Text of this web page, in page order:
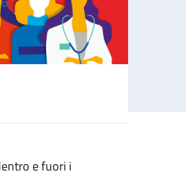
e fuori i